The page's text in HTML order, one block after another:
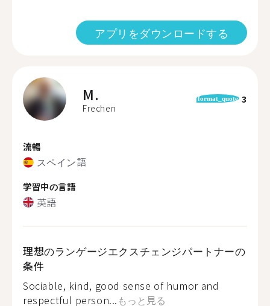
アプリをダウンロードする
M.
Frechen
format_quote 3
流暢
スペイン語
学習中の言語
英語
理想のランゲージエクスチェンジパートナーの
条件
Sociable, kind, good sense of humor and
respectful person... もっと見る